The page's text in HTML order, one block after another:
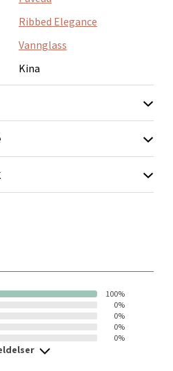
Ribbed Elegance
Vannglass
Kina
100%
0%
0%
0%
0%
Senter
3, 7340 Oppdal
Velg
Senter Orkanger